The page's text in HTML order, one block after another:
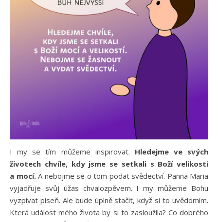
I my se tím můžeme inspirovat. Hledejme ve svých
životech chvíle, kdy jsme se setkali s Boží velikostí
a mocí.A nebojme se o tom podat svědectví. Panna Maria
vyjadřuje svůj úžas chvalozpěvem. I my můžeme Bohu
vyzpívat píseň. Ale bude úplně stačit, když si to uvědomím.
Která událost mého života by si to zasloužila? Co dobrého